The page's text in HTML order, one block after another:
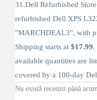
31.Dell Refurbished
refurbished Dell XPS
"MARCHDEAL3", with
Shipping starts at $17.99.
available quantities are
covered by a 100-day
Nu există recenzii până